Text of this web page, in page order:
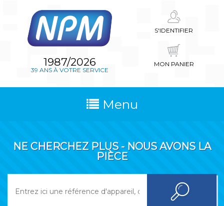
1987/2026
39 ANS À VOTRE SERVICE
S'IDENTIFIER
MON PANIER
Menu
NE CHERCHEZ PLUS - NOUS AVONS LA
PIÈCE